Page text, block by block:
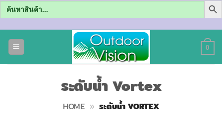
Search
for:
0
ระดับน้ำ Vortex
HOME » ระดับน้ำ VORTEX